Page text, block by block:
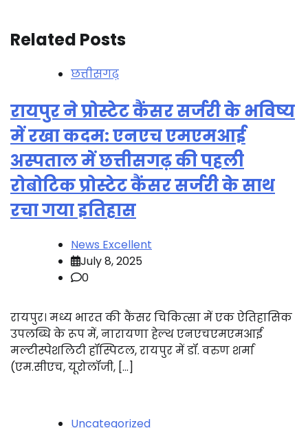
Related Posts
छत्तीसगढ़
रायपुर ने प्रोस्टेट कैंसर सर्जरी के भविष्य
में रखा कदम: एनएच एमएमआई
अस्पताल में छत्तीसगढ़ की पहली
रोबोटिक प्रोस्टेट कैंसर सर्जरी के साथ
रचा गया इतिहास
News Excellent
July 8, 2025
0
रायपुर। मध्य भारत की कैंसर चिकित्सा में एक ऐतिहासिक
उपलब्धि के रूप में, नारायणा हेल्थ एनएचएमएमआई
मल्टीस्पेशलिटी हॉस्पिटल, रायपुर में डॉ. वरुण शर्मा
(एम.सीएच, यूरोलॉजी, […]
Uncategorized